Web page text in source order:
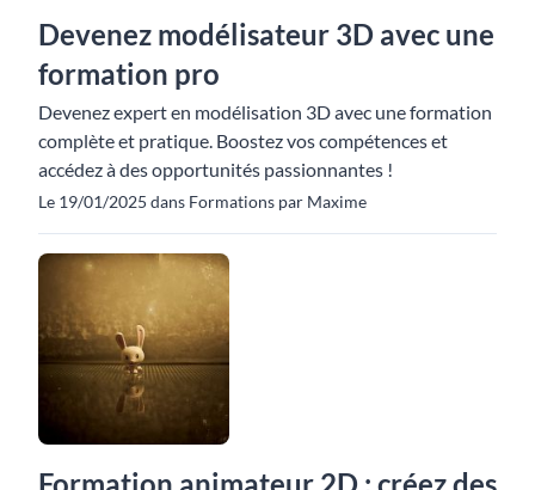
Devenez modélisateur 3D avec une
formation pro
Devenez expert en modélisation 3D avec une formation
complète et pratique. Boostez vos compétences et
accédez à des opportunités passionnantes !
Le 19/01/2025 dans Formations par Maxime